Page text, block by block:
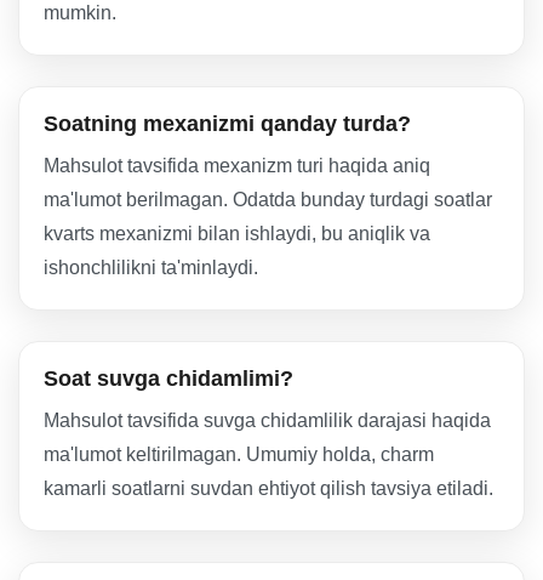
mumkin.
Soatning mexanizmi qanday turda?
Mahsulot tavsifida mexanizm turi haqida aniq
ma'lumot berilmagan. Odatda bunday turdagi soatlar
kvarts mexanizmi bilan ishlaydi, bu aniqlik va
ishonchlilikni ta'minlaydi.
Soat suvga chidamlimi?
Mahsulot tavsifida suvga chidamlilik darajasi haqida
ma'lumot keltirilmagan. Umumiy holda, charm
kamarli soatlarni suvdan ehtiyot qilish tavsiya etiladi.